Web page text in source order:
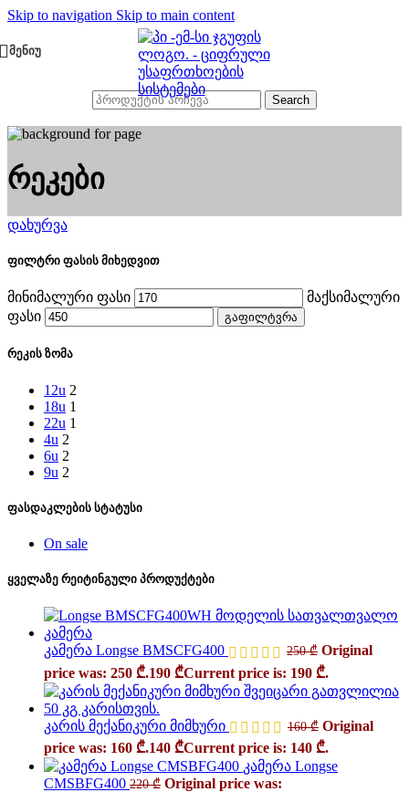
Skip to navigation Skip to main content
ᲛᲔᲜᲘᲣ
Search
რეკები
დახურვა
ფილტრი ფასის მიხედვით
მინიმალური ფასი
მაქსიმალური
ფასი
გაფილტვრა
რეკის ზომა
12u 2
18u 1
22u 1
4u 2
6u 2
9u 2
ფასდაკლების სტატუსი
On sale
ყველაზე რეიტინგული პროდუქტები
კამერა Longse BMSCFG400 250₾ Original
price was: 250 ₾.190 ₾Current price is: 190 ₾.
კარის მექანიკური მიმხური 160₾ Original
price was: 160 ₾.140 ₾Current price is: 140 ₾.
კამერა Longse
CMSBFG400 220₾ Original price was: